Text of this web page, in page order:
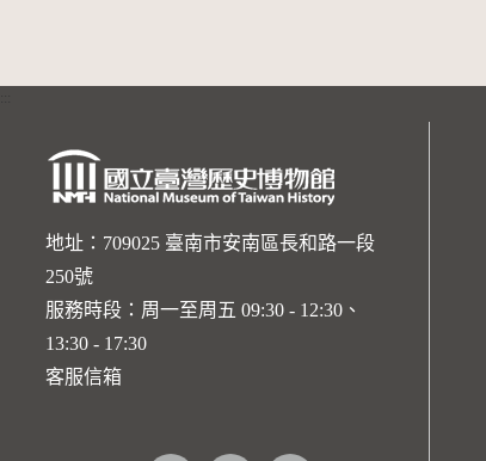
地址：709025 臺南市安南區長和路一段
250號
服務時段：周一至周五 09:30 - 12:30、
13:30 - 17:30
客服信箱